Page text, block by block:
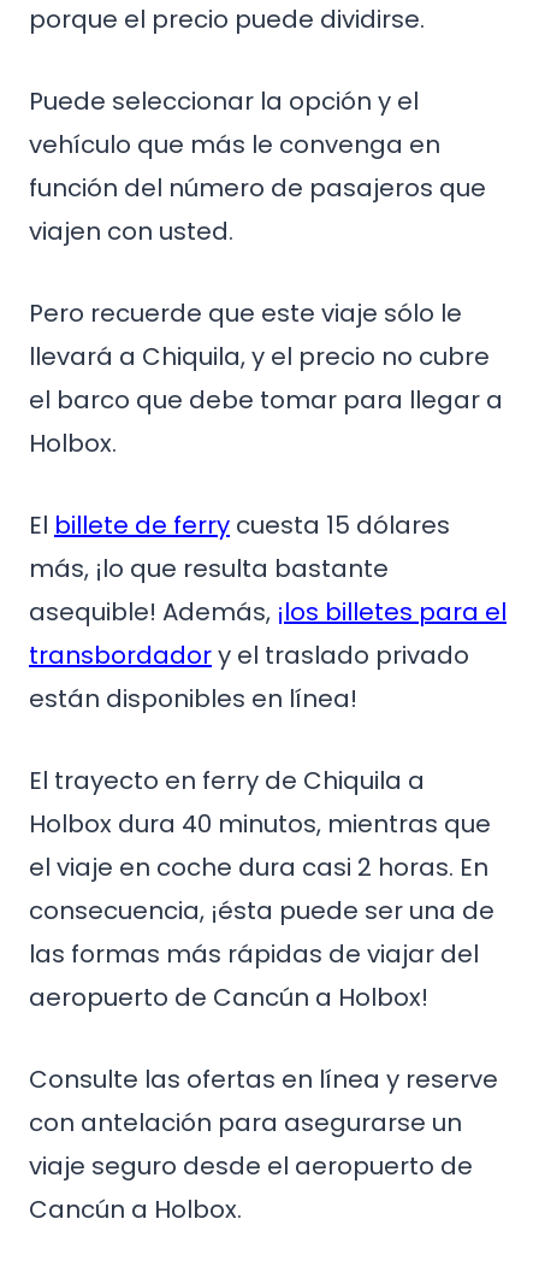
porque el precio puede dividirse.
Puede seleccionar la opción y el
vehículo que más le convenga en
función del número de pasajeros que
viajen con usted.
Pero recuerde que este viaje sólo le
llevará a Chiquila, y el precio no cubre
el barco que debe tomar para llegar a
Holbox.
El billete de ferry cuesta 15 dólares
más, ¡lo que resulta bastante
asequible! Además, ¡los billetes para el
transbordadory el traslado privado
están disponibles en línea!
El trayecto en ferry de Chiquila a
Holbox dura 40 minutos, mientras que
el viaje en coche dura casi 2 horas. En
consecuencia, ¡ésta puede ser una de
las formas más rápidas de viajar del
aeropuerto de Cancún a Holbox!
Consulte las ofertas en línea y reserve
con antelación para asegurarse un
viaje seguro desde el aeropuerto de
Cancún a Holbox.